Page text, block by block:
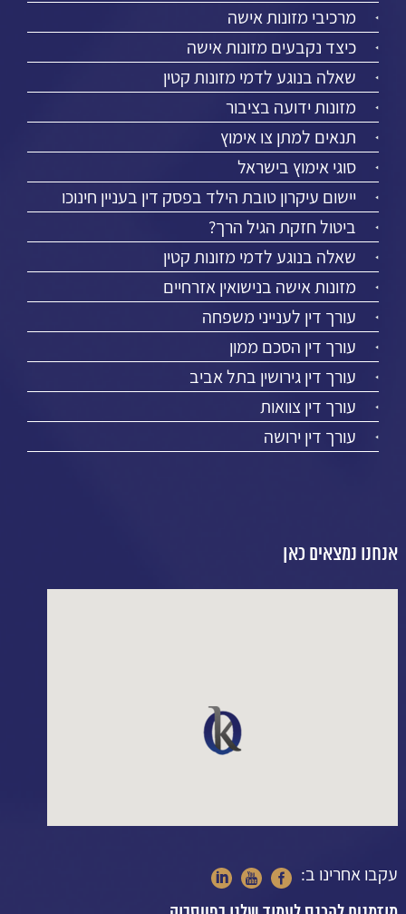
מרכיבי מזונות אישה
כיצד נקבעים מזונות אישה
שאלה בנוגע לדמי מזונות קטין
מזונות ידועה בציבור
תנאים למתן צו אימוץ
סוגי אימוץ בישראל
יישום עיקרון טובת הילד בפסק דין בעניין חינוכו
ביטול חזקת הגיל הרך?
שאלה בנוגע לדמי מזונות קטין
מזונות אישה בנישואין אזרחיים
עורך דין לענייני משפחה
עורך דין הסכם ממון
עורך דין גירושין בתל אביב
עורך דין צוואות
עורך דין ירושה
אנחנו נמצאים כאן
עקבו אחרינו ב: